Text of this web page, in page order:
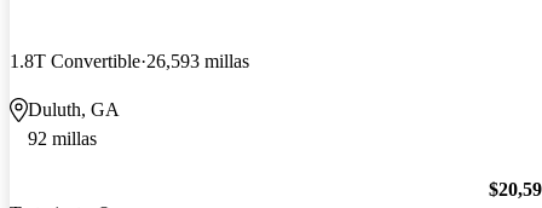
1.8T Convertible 26,593 millas
Duluth, GA
92 millas